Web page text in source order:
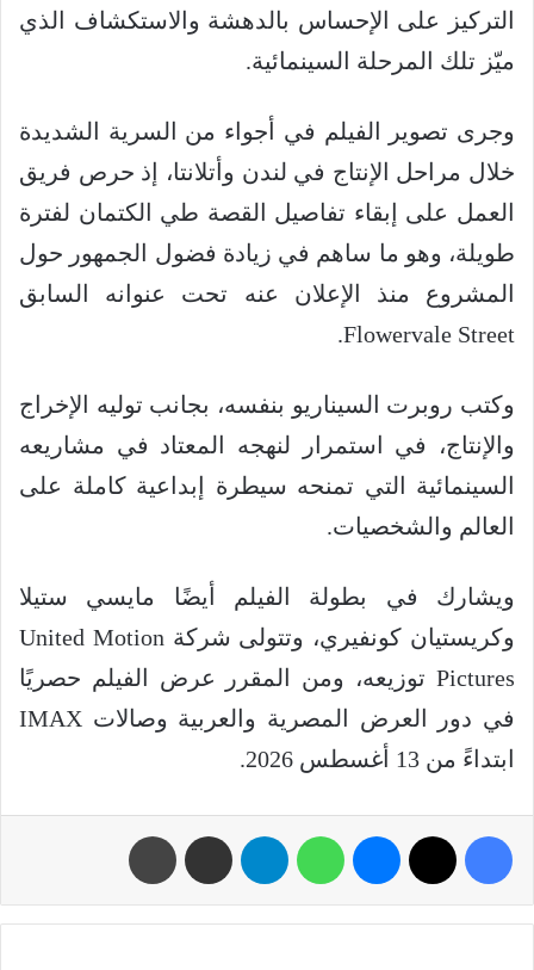
التركيز على الإحساس بالدهشة والاستكشاف الذي
ميّز تلك المرحلة السينمائية.
وجرى تصوير الفيلم في أجواء من السرية الشديدة
خلال مراحل الإنتاج في لندن وأتلانتا، إذ حرص فريق
العمل على إبقاء تفاصيل القصة طي الكتمان لفترة
طويلة، وهو ما ساهم في زيادة فضول الجمهور حول
المشروع منذ الإعلان عنه تحت عنوانه السابق
Flowervale Street.
وكتب روبرت السيناريو بنفسه، بجانب توليه الإخراج
والإنتاج، في استمرار لنهجه المعتاد في مشاريعه
السينمائية التي تمنحه سيطرة إبداعية كاملة على
العالم والشخصيات.
ويشارك في بطولة الفيلم أيضًا مايسي ستيلا
وكريستيان كونفيري، وتتولى شركة United Motion
Pictures توزيعه، ومن المقرر عرض الفيلم حصريًا
في دور العرض المصرية والعربية وصالات IMAX
ابتداءً من 13 أغسطس 2026.